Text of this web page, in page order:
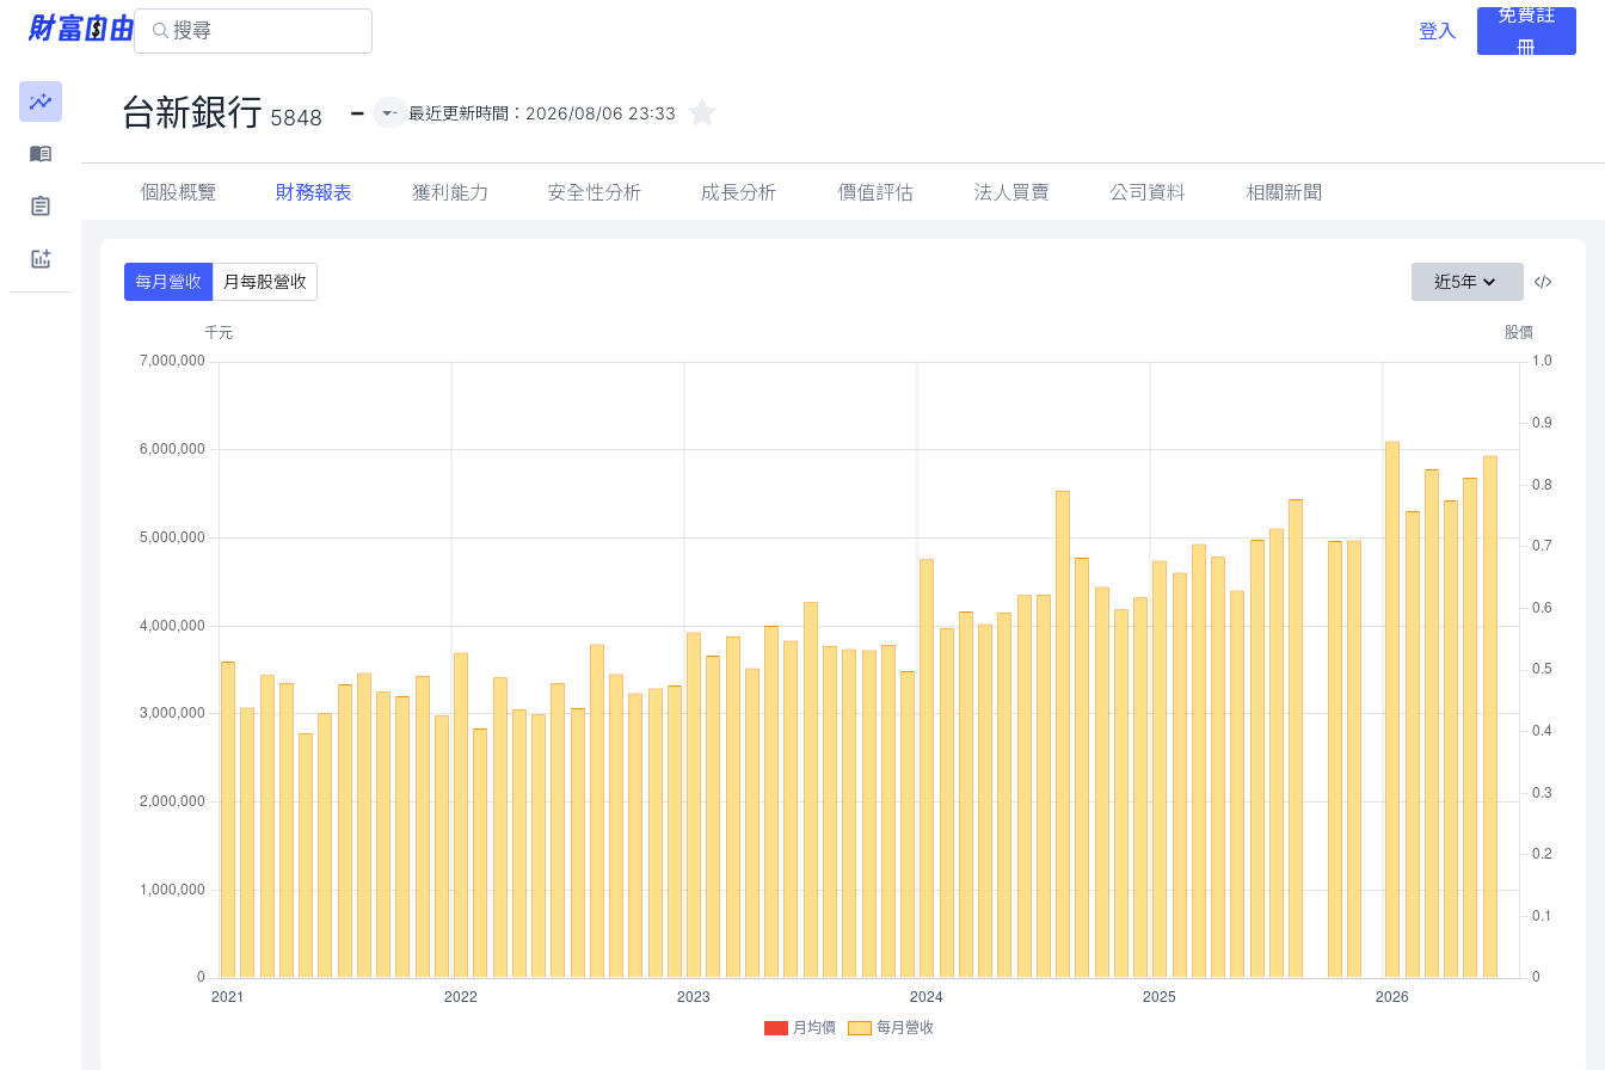
登入
免費註
冊
台新銀行 5848 - - 最近更新時間： 2026/08/06 23:33
個股概覽 財務報表 獲利能力 安全性分析 成長分析 價值評估 法人買賣 公司資料 相關新聞
每月營收 月每股營收 近5年
月均價 每月營收